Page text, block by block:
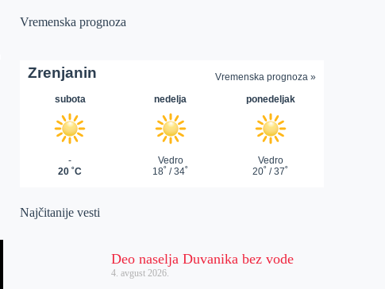
Vremenska prognoza
Najčitanije vesti
Deo naselja Duvanika bez vode
4. avgust 2026.